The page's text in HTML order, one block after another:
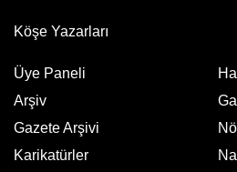
Köşe Yazarları
Üye Paneli
Arşiv
Gazete Arşivi
Karikatürler